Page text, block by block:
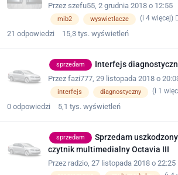
Przez szefu55 2 grudnia 2018 o 12:55
mib2 wyswietlacze (i 4 więcej)
21 odpowiedzi 15,3 tys. wyświetleń
sprzedam Interfejs
Przez fazi777 29 listopada 2018 o
interfejs diagnostyczny (i 1
0 odpowiedzi 5,1 tys. wyświetleń
sprzedam
Sprzedam
czytnik multimedialny Octavia III
Przez radzio 27 listopada 2018 o 22:25